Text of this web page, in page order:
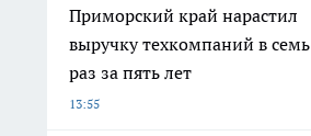
Приморский край нарастил
выручку техкомпаний в семь
раз за пять лет
13:55